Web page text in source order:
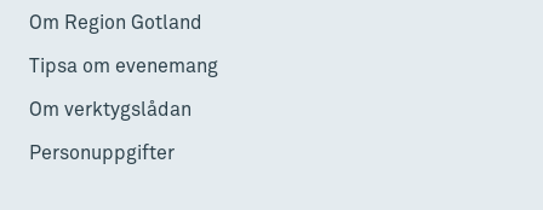
Om Region Gotland
Tipsa om evenemang
Om verktygslådan
Personuppgifter